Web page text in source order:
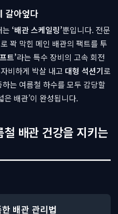
갈아엎다
는 ‘배관 스케일링’뿐입니다. 전문
꽉 막힌 메인 배관의 팩트를 투
트’라는 특수 장비의 고속 회전
비하게 박살 내고 대형 석션기로
는 여름철 하수를 모두 감당할
은 배관’이 완성됩니다.
배관 건강을 지키는
배관 관리법